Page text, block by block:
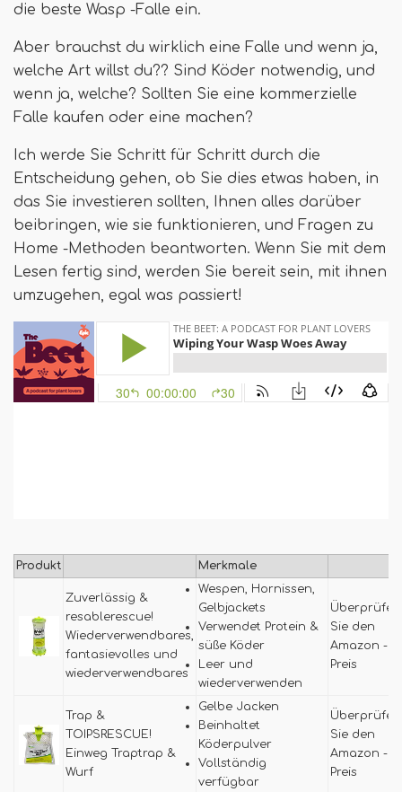
die beste Wasp -Falle ein.
Aber brauchst du wirklich eine Falle und wenn ja,
welche Art willst du?? Sind Köder notwendig, und
wenn ja, welche? Sollten Sie eine kommerzielle
Falle kaufen oder eine machen?
Ich werde Sie Schritt für Schritt durch die
Entscheidung gehen, ob Sie dies etwas haben, in
das Sie investieren sollten, Ihnen alles darüber
beibringen, wie sie funktionieren, und Fragen zu
Home -Methoden beantworten. Wenn Sie mit dem
Lesen fertig sind, werden Sie bereit sein, mit ihnen
umzugehen, egal was passiert!
Produkt Merkmale
Zuverlässig &
resablerescue!
Wiederverwendbares,
fantasievolles und
wiederverwendbares
Wespen, Hornissen,
Gelbjackets
Verwendet Protein &
süße Köder
Leer und
wiederverwenden
Überprüfen
Sie den
Amazon -
Preis
Trap &
TOIPSRESCUE!
Einweg Traptrap &
Wurf
Gelbe Jacken
Beinhaltet
Köderpulver
Vollständig
verfügbar
Überprüfen
Sie den
Amazon -
Preis